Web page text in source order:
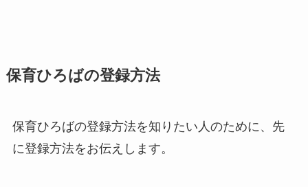
保育ひろばの登録方法
保育ひろばの登録方法を知りたい人のために、先
に登録方法をお伝えします。